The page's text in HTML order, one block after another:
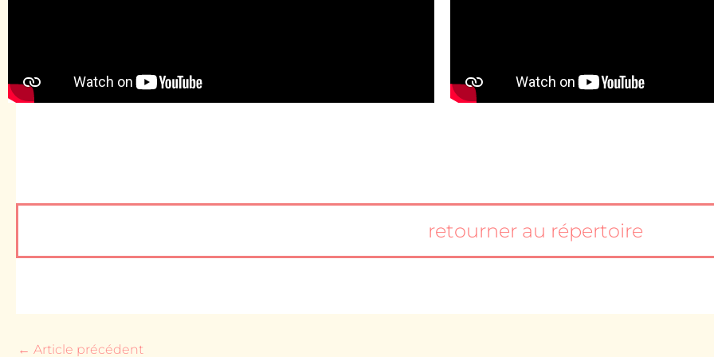
retourner au répertoire
← Article précédent